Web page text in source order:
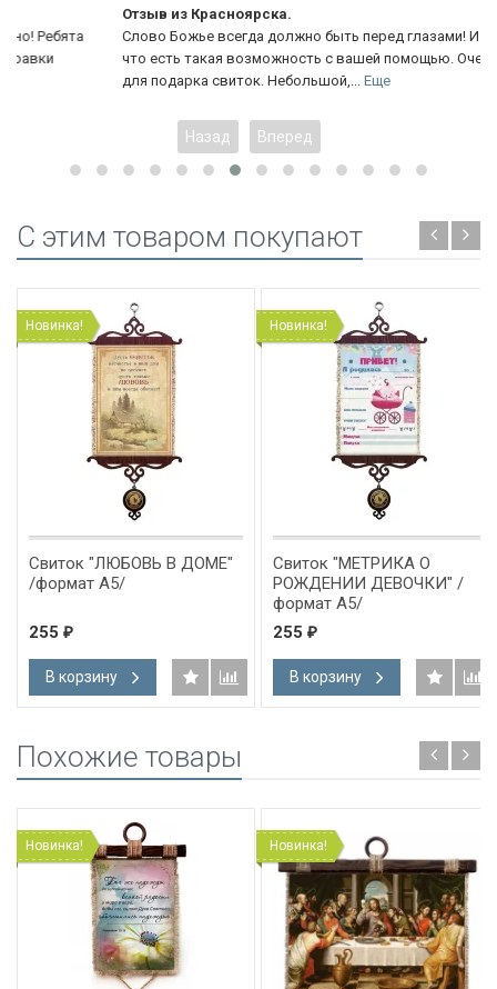
Отзыв из Красноярска.
Слово Божье всегда должно быть перед глазами! И Слава Богу
что есть такая возможность с вашей помощью. Очень удобный
для подарка свиток. Небольшой,...Еще
Назад Вперед
C этим товаром покупают
Новинка!
Свиток "ЛЮБОВЬ В ДОМЕ"
/формат А5/
255 ₽
В корзину
Новинка!
Свиток "МЕТРИКА О
РОЖДЕНИИ ДЕВОЧКИ" /
формат А5/
255 ₽
В корзину
Похожие товары
Новинка! Новинка!